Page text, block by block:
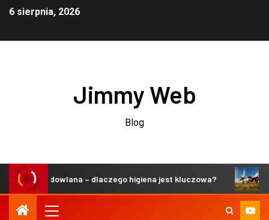
6 sierpnia, 2026
Jimmy Web
Blog
hodowlana – dlaczego higiena jest kluczowa?